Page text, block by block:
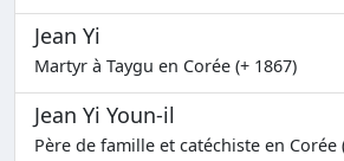
Jean Yi
Martyr à Taygu en Corée (+ 1867)
Jean Yi Youn-il
Père de famille et catéchiste en Corée